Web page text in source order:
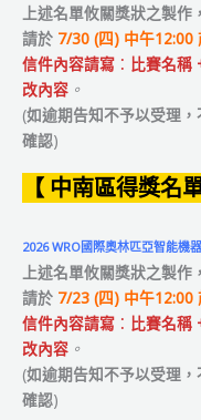
上述名單攸關獎狀之製作
請於 7/30 (四) 中午12:00
信件內容請寫 ： 比賽名稱
改內容 。
(如逾期告知不予以受理
確認)
【 中南區得獎名單
2026 WRO國際奧林匹亞智能機
上述名單攸關獎狀之製作
請於 7/23 (四) 中午12:00
信件內容請寫 ： 比賽名稱
改內容 。
(如逾期告知不予以受理
確認)